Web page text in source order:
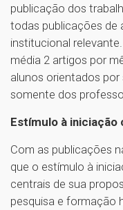
publicação dos
todas publicações de
institucional
média 2 artigos por
alunos orientados
somente dos
Estímulo à
Com as publicações
que o estímulo à
centrais de sua
pesquisa e formação